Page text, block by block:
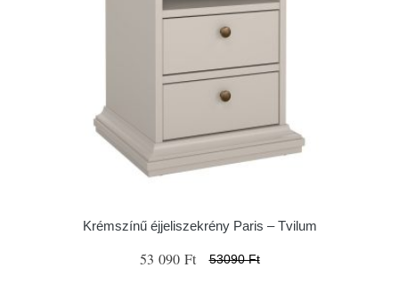
Krémszínű éjjeliszekrény Paris – Tvilum
53 090 Ft 53090 Ft